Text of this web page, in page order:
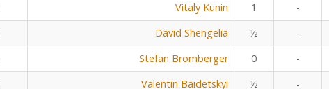
Vitaly Kunin 1 -
David Shengelia ½ -
Stefan Bromberger 0 -
Valentin Baidetskyi ½ -